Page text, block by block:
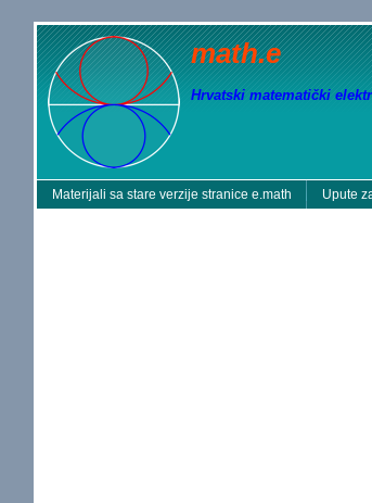
math.e
Hrvatski matematički
Materijali sa stare verzije stranice e.math Upute